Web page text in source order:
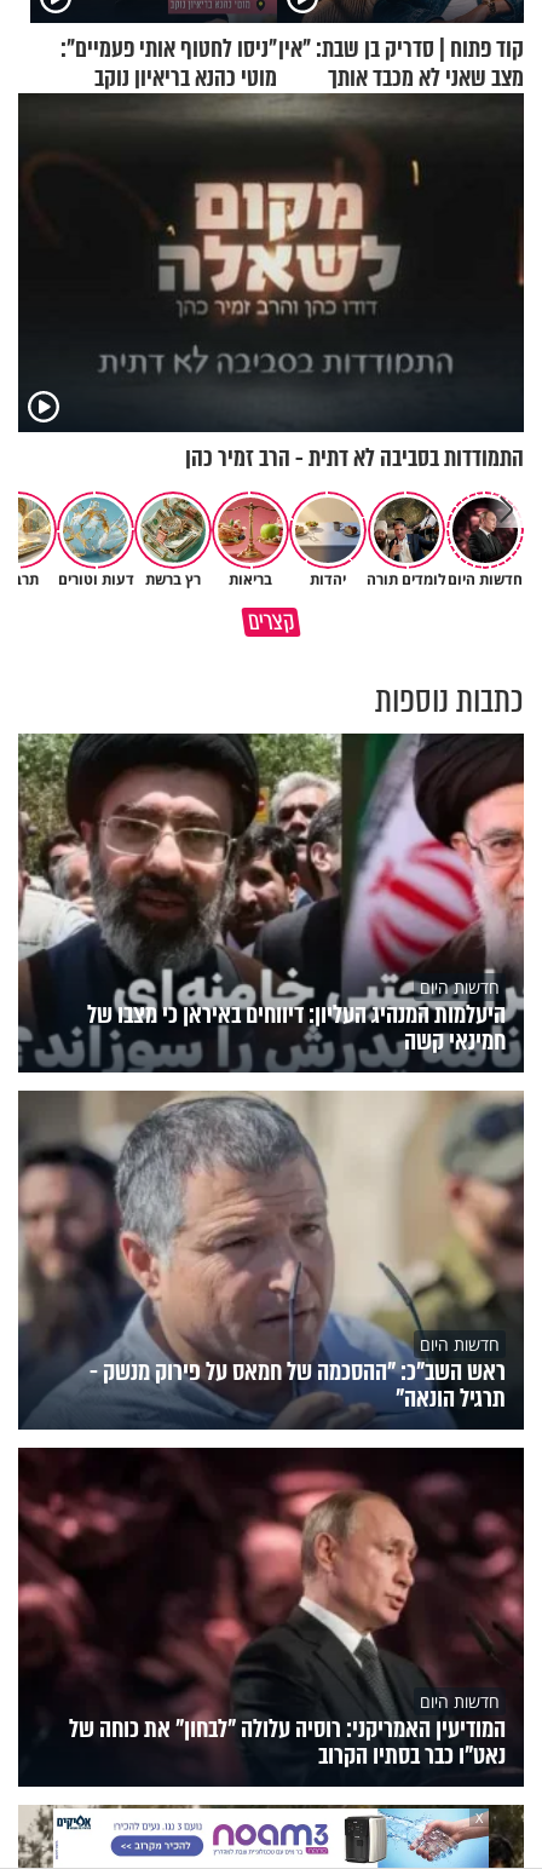
קוד פתוח | סדריק בן שבת: "אין
מצב שאני לא מכבד אותך
"ניסו לחטוף אותי פעמיים":
מוטי כהנא בריאיון נוקב
התמודדות בסביבה לא דתית - הרב זמיר כהן
חדשות היוםלומדים תורה יהדות בריאות רץ ברשת דעות וטורים
קצריםמדוע האמונה נמשלה למלח?
גם ׳הרע׳ זה הרחמים של בורא
כתבות נוספות
חדשות היום
היעלמות המנהיג העליון: דיווחים באיראן כי מצבו של
חמינאי קשה
חדשות היום
ראש השב"כ: "ההסכמה של חמאס על פירוק מנשק -
תרגיל הונאה"
חדשות היום
המודיעין האמריקני: רוסיה עלולה "לבחון" את כוחה של
נאט"ו כבר בסתיו הקרוב
X